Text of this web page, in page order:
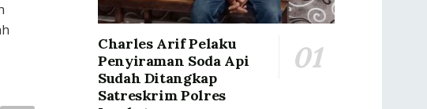
Charles Arif Pelaku
Penyiraman Soda Api
Sudah Ditangkap
Satreskrim Polres